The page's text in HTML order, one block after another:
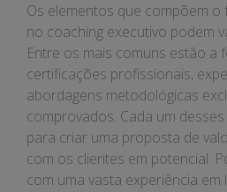
Os elementos que compõem
no coaching executivo podem
Entre os mais comuns estão a
certificações profissionais,
abordagens metodológicas
comprovados. Cada um
para criar uma proposta de
com os clientes em potencial.
com uma vasta experiência